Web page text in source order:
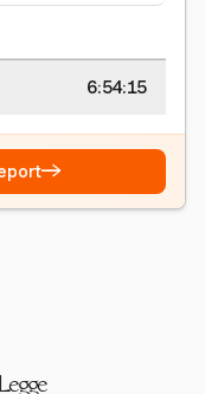
6:54:15
→